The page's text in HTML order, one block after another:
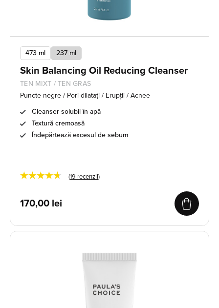
473 ml 237 ml
Skin Balancing Oil Reducing Cleanser
TEN MIXT / TEN GRAS
Puncte negre / Pori dilatați / Erupții / Acnee
Cleanser solubil în apă
Textură cremoasă
Îndepărtează excesul de sebum
★★★★★ (19 recenzii)
170,00 lei